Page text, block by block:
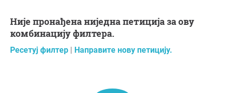
Није пронађена ниједна петиција за ову
комбинацију филтера.
Ресетуј филтер | Направите нову петицију.